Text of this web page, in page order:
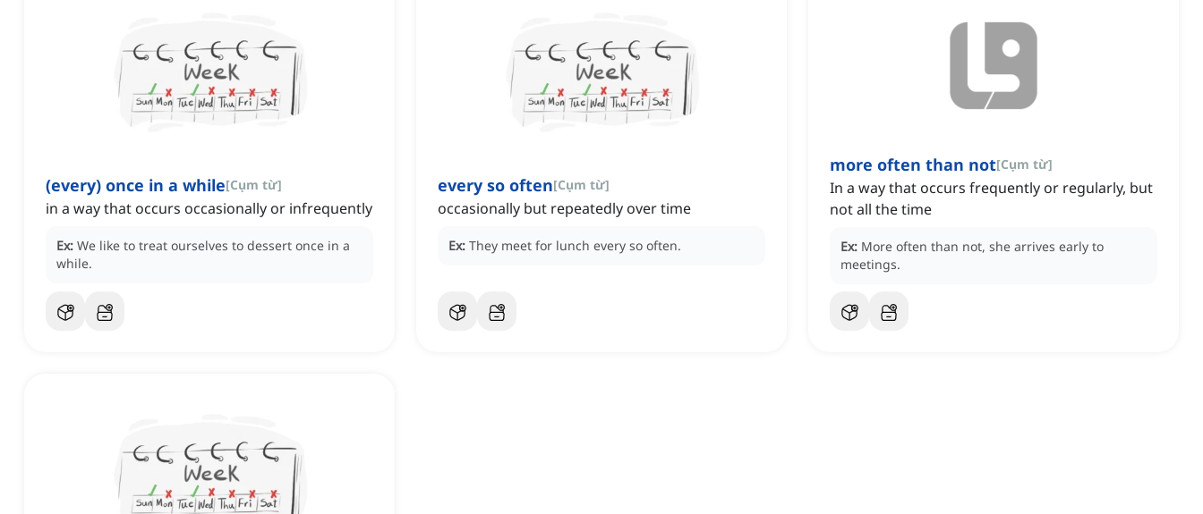
(every) once in a while[Cụm từ]
in a way that occurs occasionally or infrequently
Ex: We like to treat ourselves to dessert once in a
while.
every so often[Cụm từ]
occasionally but repeatedly over time
Ex: They meet for lunch every so often.
more often than not[Cụm từ]
In a way that occurs frequently or regularly, but
not all the time
Ex: More often than not, she arrives early to
meetings.